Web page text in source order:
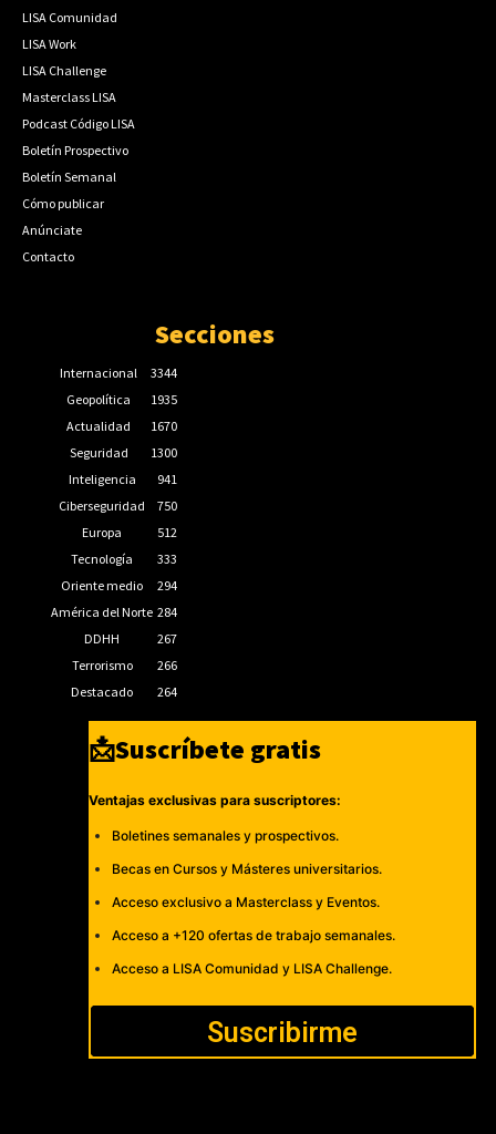
LISA Comunidad
LISA Work
LISA Challenge
Masterclass LISA
Podcast Código LISA
Boletín Prospectivo
Boletín Semanal
Cómo publicar
Anúnciate
Contacto
Secciones
Internacional
3344
Geopolítica
1935
Actualidad
1670
Seguridad
1300
Inteligencia
941
Ciberseguridad
750
Europa
512
Tecnología
333
Oriente medio
294
América del Norte 284
DDHH
267
Terrorismo
266
Destacado
264
📩Suscríbete gratis
Ventajas exclusivas para suscriptores:
Boletines semanales y prospectivos.
Becas en Cursos y Másteres universitarios.
Acceso exclusivo a Masterclass y Eventos.
Acceso a +120 ofertas de trabajo semanales.
Acceso a LISA Comunidad y LISA Challenge.
Suscribirme